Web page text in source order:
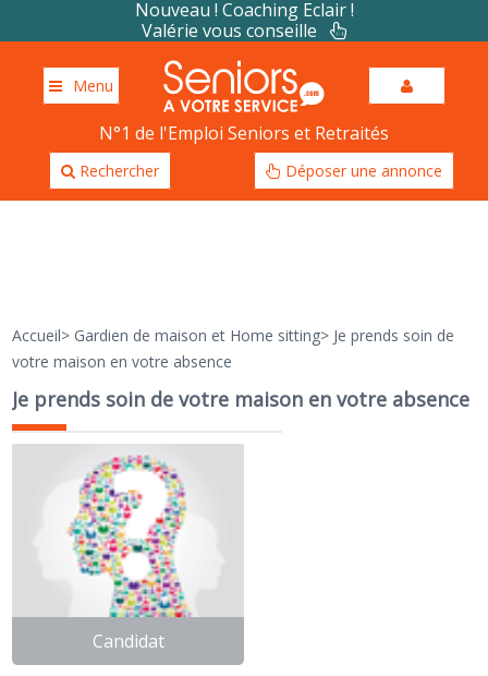
Nouveau ! Coaching Eclair !
Valérie vous conseille
Menu
N°1 de l'Emploi Seniors et Retraités
Rechercher Déposer une annonce
Accueil> Gardien de maison et Home sitting> Je prends soin de
votre maison en votre absence
Je prends soin de votre maison en votre absence
Candidat